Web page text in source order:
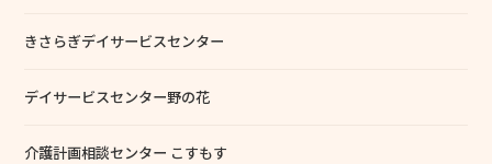
きさらぎデイサービスセンター
デイサービスセンター野の花
介護計画相談センター こすもす